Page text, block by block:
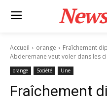
Accueil orange
Fraîchement
Abderemane veut voler dans les
orange Société Une
Fraîchement